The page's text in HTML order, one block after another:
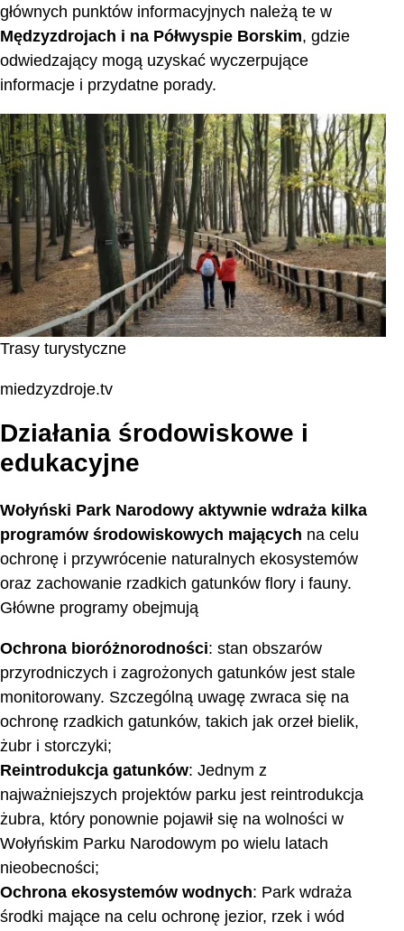
głównych punktów informacyjnych należą te w
Mędzyzdrojach i na Półwyspie Borskim, gdzie
odwiedzający mogą uzyskać wyczerpujące
informacje i przydatne porady.
Trasy turystyczne
miedzyzdroje.tv
Działania środowiskowe i
edukacyjne
Wołyński Park Narodowy aktywnie wdraża kilka
programów środowiskowych mających na celu
ochronę i przywrócenie naturalnych ekosystemów
oraz zachowanie rzadkich gatunków flory i fauny.
Główne programy obejmują
Ochrona bioróżnorodności: stan obszarów
przyrodniczych i zagrożonych gatunków jest stale
monitorowany. Szczególną uwagę zwraca się na
ochronę rzadkich gatunków, takich jak orzeł bielik,
żubr i storczyki;
Reintrodukcja gatunków: Jednym z
najważniejszych projektów parku jest reintrodukcja
żubra, który ponownie pojawił się na wolności w
Wołyńskim Parku Narodowym po wielu latach
nieobecności;
Ochrona ekosystemów wodnych: Park wdraża
środki mające na celu ochronę jezior, rzek i wód